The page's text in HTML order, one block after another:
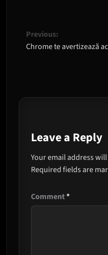
Post
navigation
Previous:
Chrome te avertizează
Leave a Reply
Your email address
Required fields are
Comment*